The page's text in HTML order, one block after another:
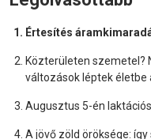
Értesítés
Közterületen szemetel?
változások léptek életbe
Augusztus 5-én
A jövő zöld öröksége: